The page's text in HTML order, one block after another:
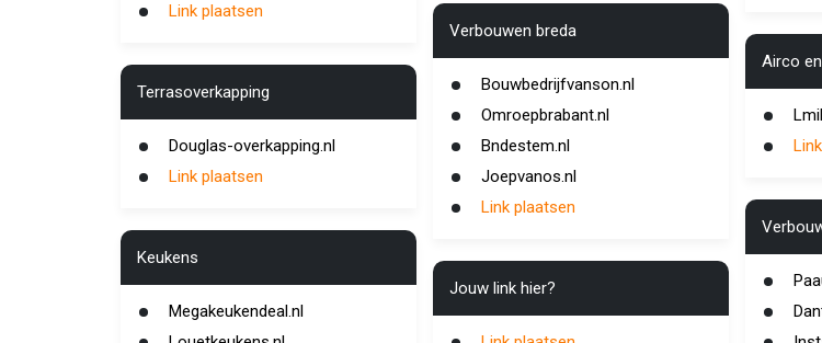
Link plaatsen
Terrasoverkapping
Douglas-overkapping.nl
Link plaatsen
Keukens
Megakeukendeal.nl
Verbouwen breda
Bouwbedrijfvanson.nl
Omroepbrabant.nl
Bndestem.nl
Joepvanos.nl
Link plaatsen
Jouw link hier?
Airco